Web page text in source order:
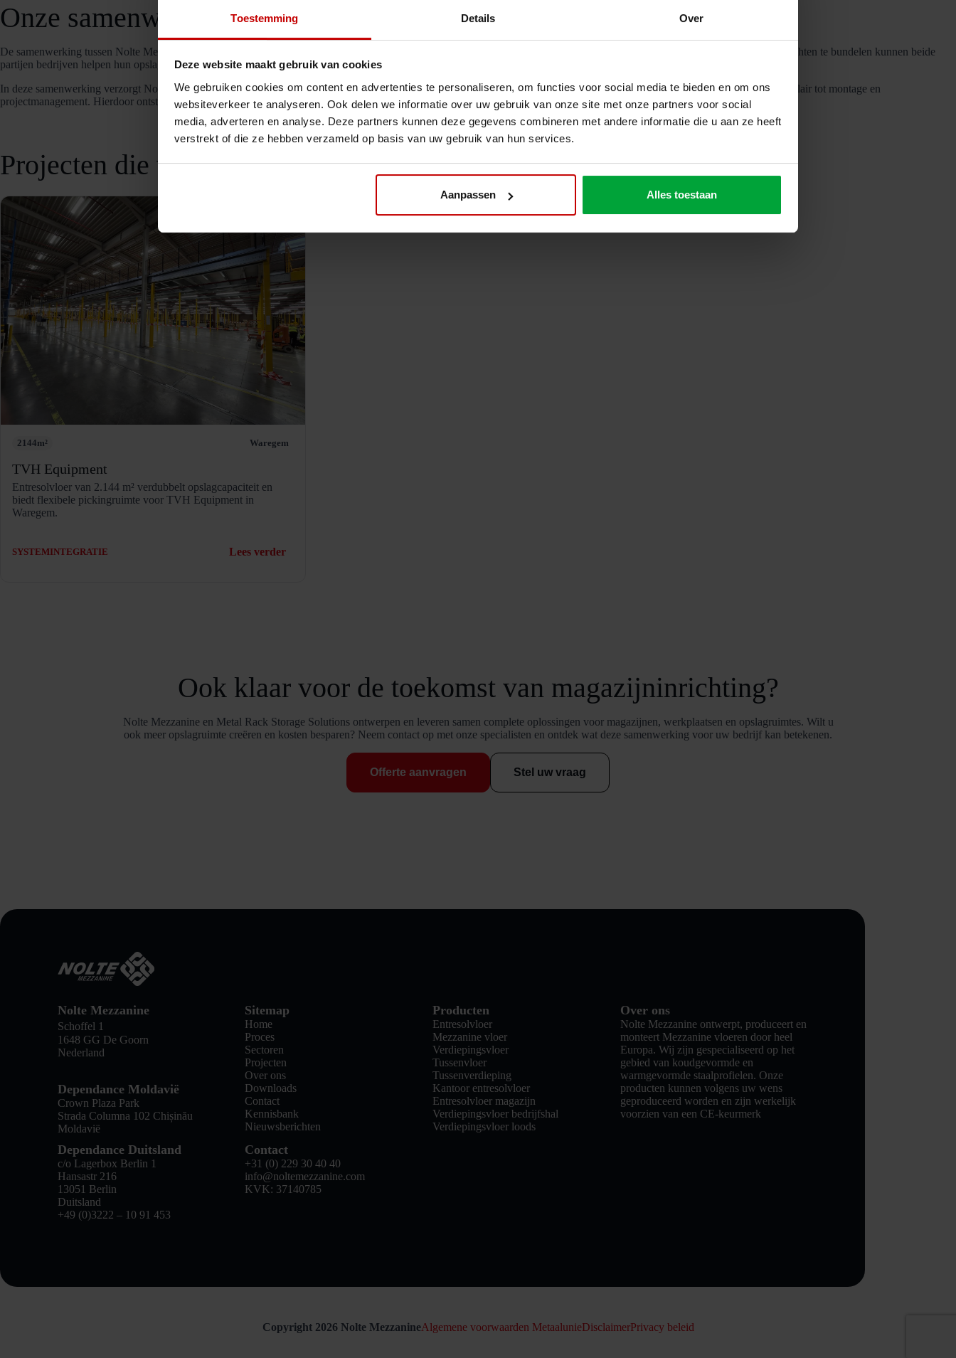
Toestemming Details Over
Deze website maakt gebruik van cookies
We gebruiken cookies om content en advertenties te personaliseren, om functies voor social media te bieden en om ons
websiteverkeer te analyseren. Ook delen we informatie over uw gebruik van onze site met onze partners voor social
media, adverteren en analyse. Deze partners kunnen deze gegevens combineren met andere informatie die u aan ze heeft
verstrekt of die ze hebben verzameld op basis van uw gebruik van hun services.
Aanpassen Alles toestaan
Onze samenwerking
De samenwerking tussen Nolte Mezzanine en Metal Rack is gebaseerd op een gedeelde ambitie: het creëren van praktische, veilige en schaalbare magazijnoplossingen. Door krachten te bundelen kunnen beide
partijen bedrijven helpen hun opslagcapaciteit te vergroten en hun processen te optimaliseren.
In deze samenwerking verzorgt Nolte Mezzanine de entresolvloeren, terwijl Metal Rack verantwoordelijk is voor de complete magazijninrichting, van rekken en werkplaatsmeubilair tot montage en
projectmanagement. Hierdoor ontstaat een totaaloplossing waarbij techniek en praktijk perfect samenkomen.
Projecten die we samen deden
2144m² Waregem
TVH Equipment
Entresolvloer van 2.144 m² verdubbelt opslagcapaciteit en
biedt flexibele pickingruimte voor TVH Equipment in
Waregem.
SYSTEMINTEGRATIE Lees verder:
Ook klaar voor de toekomst van magazijninrichting?
Nolte Mezzanine en Metal Rack Storage Solutions ontwerpen en leveren samen complete oplossingen voor magazijnen, werkplaatsen en opslagruimtes. Wilt u
ook meer opslagruimte creëren en kosten besparen? Neem contact op met onze specialisten en ontdek wat deze samenwerking voor uw bedrijf kan betekenen.
Offerte aanvragen Stel uw vraag
Nolte Mezzanine
Schoffel 1
1648 GG De Goorn
Nederland
Dependance Moldavië
Crown Plaza Park
Strada Columna 102 Chișinău
Moldavië
Sitemap
Home
Proces
Sectoren
Projecten
Over ons
Downloads
Contact
Kennisbank
Nieuwsberichten
Producten
Entresolvloer
Mezzanine vloer
Verdiepingsvloer
Tussenvloer
Tussenverdieping
Kantoor entresolvloer
Entresolvloer magazijn
Verdiepingsvloer bedrijfshal
Verdiepingsvloer loods
Over ons
Nolte Mezzanine ontwerpt, produceert en
monteert Mezzanine vloeren door heel
Europa. Wij zijn gespecialiseerd op het
gebied van koudgevormde en
warmgevormde staalprofielen. Onze
producten kunnen volgens uw wens
geproduceerd worden en zijn werkelijk
voorzien van een CE-keurmerk
Dependance Duitsland
c/o Lagerbox Berlin 1
Hansastr 216
13051 Berlin
Duitsland
+49 (0)3222 – 10 91 453
Contact
+31 (0) 229 30 40 40
info@noltemezzanine.com
KVK: 37140785
Copyright 2026 Nolte MezzanineAlgemene voorwaarden MetaalunieDisclaimerPrivacy beleid